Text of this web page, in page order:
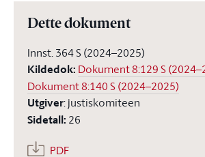
Dette dokument
Innst. 364 S (2024–2025)
Kildedok: Dokument 8:129 S
Dokument 8:140 S (2024–2025)
Utgiver:justiskomiteen
Sidetall: 26
PDF